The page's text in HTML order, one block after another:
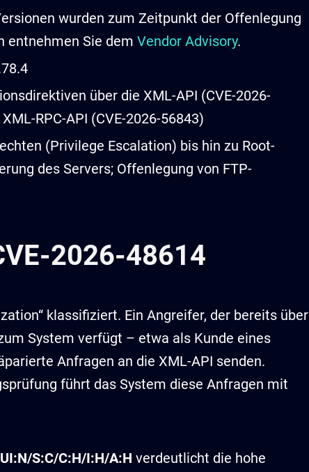
wurden zum Zeitpunkt der Offenlegung
entnehmen Sie dem Vendor Advisory.
über die XML-API (CVE-2026-
RPC-API (CVE-2026-56843)
(Privilege Escalation) bis hin zu Root-
des Servers; Offenlegung von FTP-
2026-48614
klassifiziert. Ein Angreifer, der bereits über
System verfügt – etwa als Kunde eines
Anfragen an die XML-API senden.
führt das System diese Anfragen mit
S:C/C:H/I:H/A:H verdeutlicht die hohe